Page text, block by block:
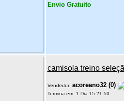
Envio Gratuito
camisola treino
Vendedor: acoreano32(0)
Termina em: 1 Dia 15:21:50